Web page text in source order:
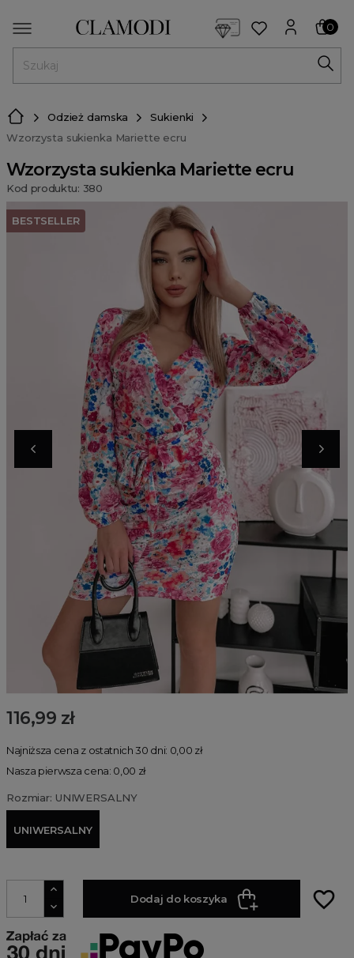
0
Odzież damska
Sukienki
Wzorzysta sukienka Mariette ecru
Wzorzysta sukienka Mariette ecru
Kod produktu: 380
BESTSELLER
116,99 zł
Najniższa cena z ostatnich 30 dni: 0,00 zł
Nasza pierwsza cena: 0,00 zł
Rozmiar: UNIWERSALNY
UNIWERSALNY
Dodaj do koszyka favorite_border